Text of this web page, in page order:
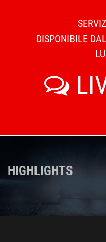
DISPONIBILE
HIGHLIGHTS